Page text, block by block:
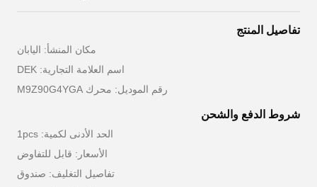
تفاصيل المنتج
مكان المنشأ: اليابان
اسم العلامة التجارية: DEK
رقم الموديل: محرك M9Z90G4YGA
شروط الدفع والشحن
الحد الأدنى لكمية: 1pcs
الأسعار: قابل للتفاوض
تفاصيل التغليف: صندوق